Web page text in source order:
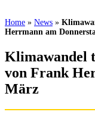
Home » News »
Herrmann am
Klimawandel
von Frank
März